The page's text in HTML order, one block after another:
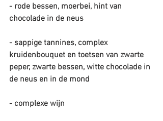
- rode bessen, moerbei, hint van
chocolade in de neus
- sappige tannines, complex
kruidenbouquet en toetsen van zwarte
peper, zwarte bessen, witte chocolade in
de neus en in de mond
- complexe wijn